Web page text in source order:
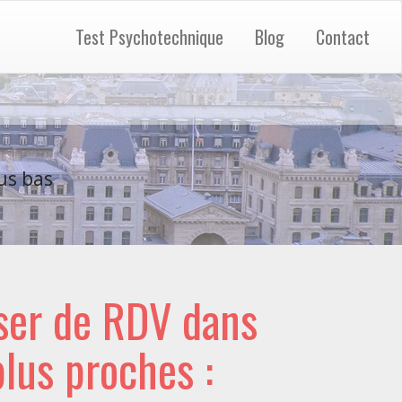
Test Psychotechnique Blog Contact
bas
de RDV dans
proches :